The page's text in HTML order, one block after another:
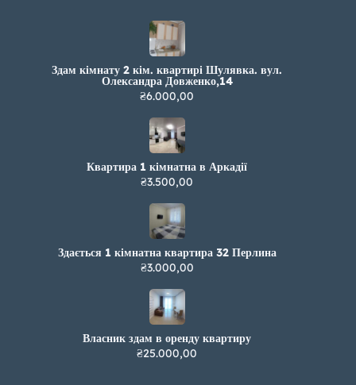
Здам кімнату 2 кім. квартирі Шулявка. вул.
Олександра Довженко,14
₴6.000,00
Квартира 1 кімнатна в Аркадії
₴3.500,00
Здається 1 кімнатна квартира 32 Перлина
₴3.000,00
Власник здам в оренду квартиру
₴25.000,00